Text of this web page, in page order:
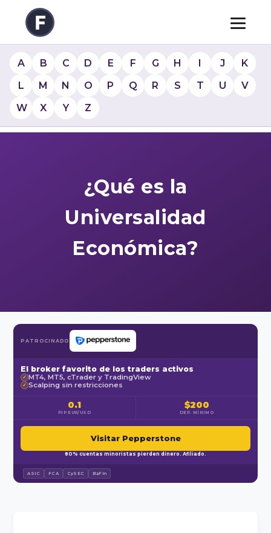
A B C D E F G H I J
K
L
M N O P Q R S T U
V
W
X Y Z
¿Qué es la
Universalidad
Económica?
PATROCINADO
El broker favorito de los traders activos
✓ MT4, MT5, cTrader y TradingView
✓ Scalping sin restricciones
0.1
PIP EUR/USD
$200
DEP. MÍNIMO
Visitar Pepperstone
80% cuentas minoristas pierden dinero. Afiliado.
ASIC FCA CySEC BaFin